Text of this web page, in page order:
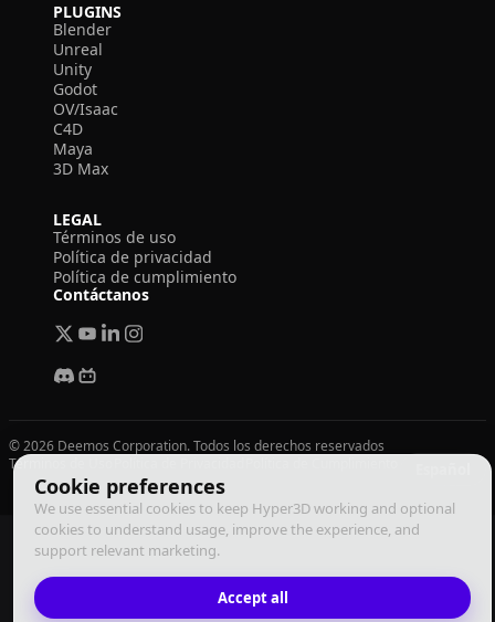
Cookie preferences
We use essential cookies to keep Hyper3D working and optional
cookies to understand usage, improve the experience, and
support relevant marketing.
Accept all
PLUGINS
Blender
Unreal
Unity
Godot
OV/Isaac
C4D
Maya
3D Max
LEGAL
Términos de uso
Política de privacidad
Política de cumplimiento
Contáctanos
© 2026 Deemos Corporation. Todos los derechos reservados
Términos de Uso